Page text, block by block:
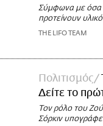
Σύμφωνα με όσα
προτείνουν
THE LIFO TEAM
Πολιτισμός
Δείτε το
Τον ρόλο του
Σόρκιν